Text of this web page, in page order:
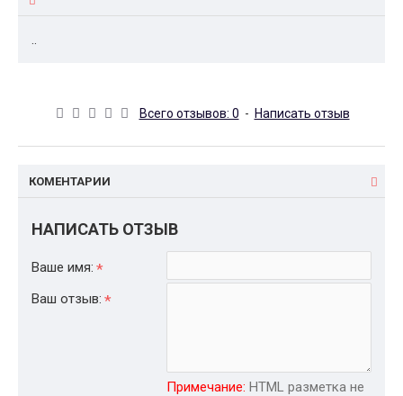
..
Всего отзывов: 0 - Написать отзыв
КОМЕНТАРИИ
НАПИСАТЬ ОТЗЫВ
Ваше имя:
Ваш отзыв:
Примечание: HTML разметка не